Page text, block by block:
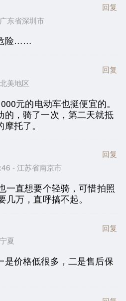
东省深圳市
回复
险……
美地区
回复
元的电动车也挺便宜的。
的，骑了一次，第二天就抵
托了。
- 江苏省南京市
回复
一直想要个轻骑，可惜拍照
几万，直呼搞不起。
夏
回复
是价格低很多，二是售后保